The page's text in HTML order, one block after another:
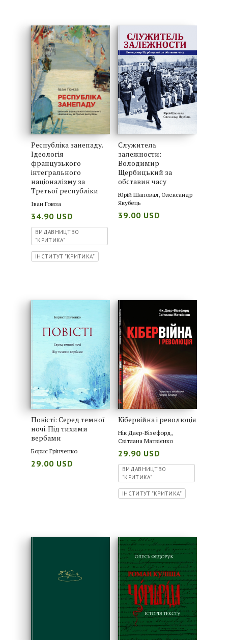
Республіка занепаду.
Ідеологія
французького
інтеґрального
націоналізму за
Третьої республіки
Іван Гомза
34.90 USD
ВИДАВНИЦТВО
"КРИТИКА"
ІНСТИТУТ "КРИТИКА"
Служитель
залежности:
Володимир
Щербицький за
обставин часу
Юрій Шаповал, Олександр
Якубець
39.00 USD
Повісті: Серед темної
ночі. Під тихими
вербами
Борис Грінченко
29.00 USD
Кібервійна і революція
Нiк Даєр-Вiзефорд,
Світлана Матвієнко
29.90 USD
ВИДАВНИЦТВО
"КРИТИКА"
ІНСТИТУТ "КРИТИКА"